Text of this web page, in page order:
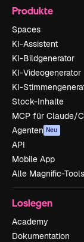
Produkte
Spaces
KI-Assistent
KI-Bildgenerator
KI-Videogenerator
KI-
Stock-Inhalte
MCP für Claude/
Agenten Neu
API
Mobile App
Alle Magnific-Tools
Loslegen
Academy
Dokumentation